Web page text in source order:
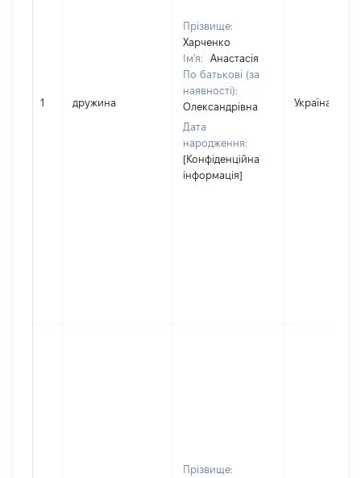
1 дружина
Прізвище:
Харченко
Ім'я:
Анастасія
По батькові (за
наявності):
Олександрівна
Дата
народження:
[Конфіденційна
інформація]
Україна
Прізвище: